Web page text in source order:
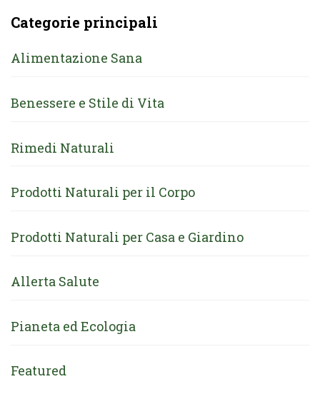
Categorie principali
Alimentazione Sana
Benessere e Stile di Vita
Rimedi Naturali
Prodotti Naturali per il Corpo
Prodotti Naturali per Casa e Giardino
Allerta Salute
Pianeta ed Ecologia
Featured